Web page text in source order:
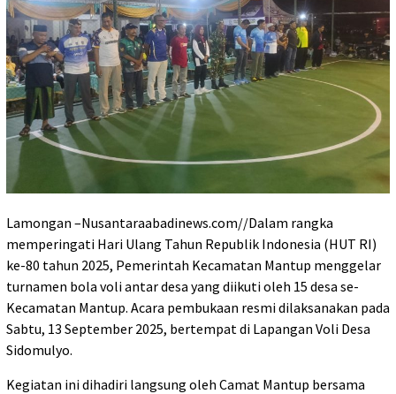
Lamongan –Nusantaraabadinews.com//Dalam rangka
memperingati Hari Ulang Tahun Republik Indonesia (HUT RI)
ke-80 tahun 2025, Pemerintah Kecamatan Mantup menggelar
turnamen bola voli antar desa yang diikuti oleh 15 desa se-
Kecamatan Mantup. Acara pembukaan resmi dilaksanakan pada
Sabtu, 13 September 2025, bertempat di Lapangan Voli Desa
Sidomulyo.
Kegiatan ini dihadiri langsung oleh Camat Mantup bersama